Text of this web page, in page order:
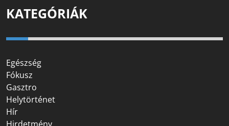
KATEGÓRIÁK
Egészség
Fókusz
Gasztro
Helytörténet
Hír